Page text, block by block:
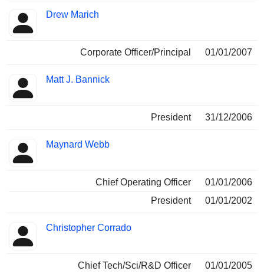
Drew Marich
Corporate Officer/Principal 01/01/2007
Matt J. Bannick
President 31/12/2006
Maynard Webb
Chief Operating Officer
01/01/2006
President
01/01/2002
Christopher Corrado
Chief Tech/Sci/R&D Officer 01/01/2005